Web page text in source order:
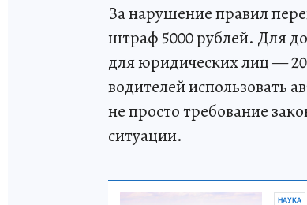
За нарушение правил
штраф 5000 рублей. Для
для юридических лиц —
водителей использовать
не просто требование
ситуации.
НАУКА